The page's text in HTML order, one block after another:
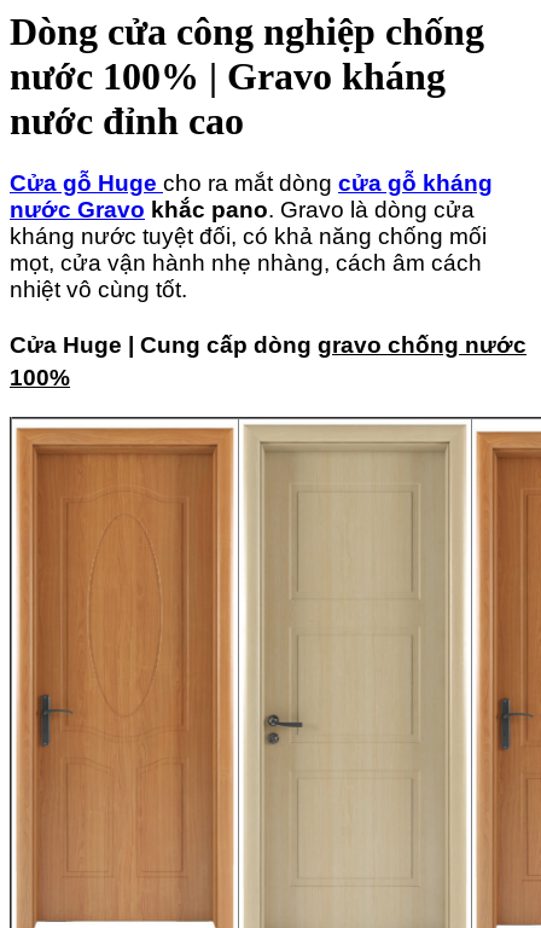
Dòng cửa công nghiệp chống
nước 100% | Gravo kháng
nước đỉnh cao
Cửa gỗ Huge cho ra mắt dòng cửa gỗ kháng
nước Gravo khắc pano. Gravo là dòng cửa
kháng nước tuyệt đối, có khả năng chống mối
mọt, cửa vận hành nhẹ nhàng, cách âm cách
nhiệt vô cùng tốt.
Cửa Huge | Cung cấp dòng gravo chống nước
100%